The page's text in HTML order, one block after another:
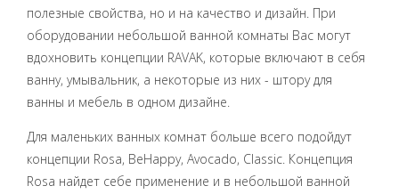
полезные свойства, но и на качество и дизайн. При
оборудовании небольшой ванной комнаты Вас могут
вдохновить концепции RAVAK, которые включают в себя
ванну, умывальник, а некоторые из них - штору для
ванны и мебель в одном дизайне.
Для маленьких ванных комнат больше всего подойдут
концепции Rosa, BeHappy, Avocado, Classic. Концепция
Rosa найдет себе применение и в небольшой ванной